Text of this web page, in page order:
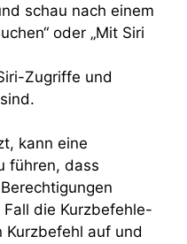
schau nach einem
oder „Mit Siri
Zugriffe und
kann eine
führen, dass
die Kurzbefehle-
auf und